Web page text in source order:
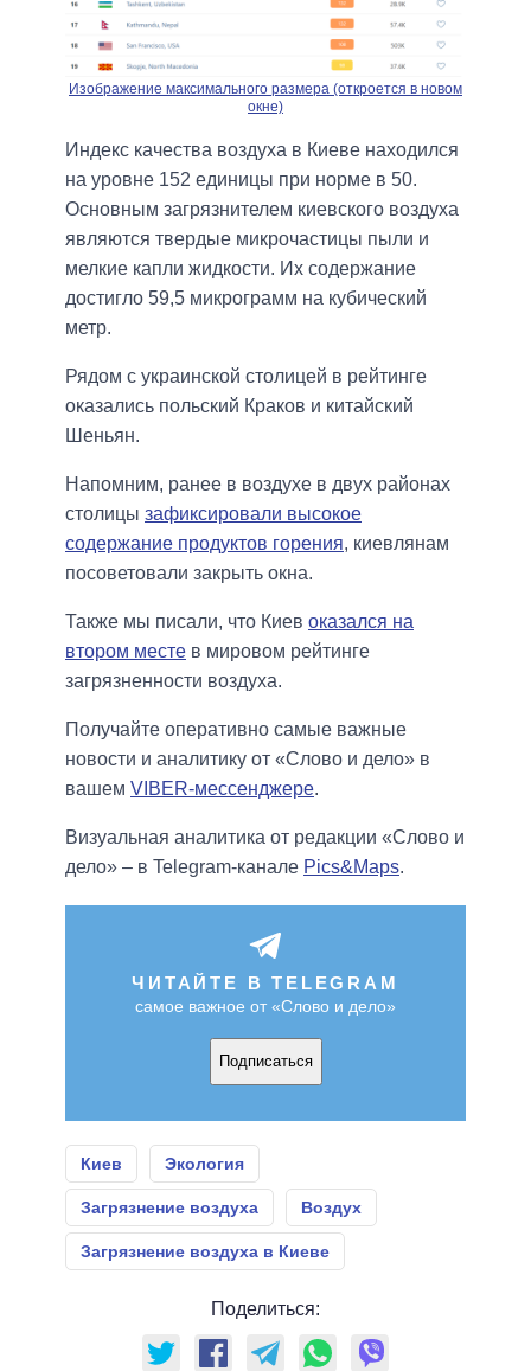
Изображение максимального размера (откроется в новом
окне)
Индекс качества воздуха в Киеве находился
на уровне 152 единицы при норме в 50.
Основным загрязнителем киевского воздуха
являются твердые микрочастицы пыли и
мелкие капли жидкости. Их содержание
достигло 59,5 микрограмм на кубический
метр.
Рядом с украинской столицей в рейтинге
оказались польский Краков и китайский
Шеньян.
Напомним, ранее в воздухе в двух районах
столицы зафиксировали высокое
содержание продуктов горения, киевлянам
посоветовали закрыть окна.
Также мы писали, что Киев оказался на
втором месте в мировом рейтинге
загрязненности воздуха.
Получайте оперативно самые важные
новости и аналитику от «Слово и дело» в
вашем VIBER-мессенджере.
Визуальная аналитика от редакции «Слово и
дело» – в Telegram-канале Pics&Maps.
ЧИТАЙТЕ В TELEGRAM
самое важное от «Слово и дело»
Подписаться
Киев Экология
Загрязнение воздуха Воздух
Загрязнение воздуха в Киеве
Поделиться: